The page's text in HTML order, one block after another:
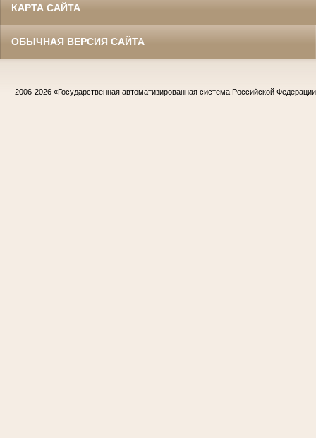
КАРТА САЙТА
ОБЫЧНАЯ ВЕРСИЯ САЙТА
2006-2026 «Государственная автоматизированная система Российской